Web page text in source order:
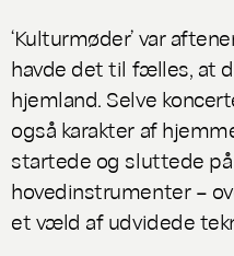
‘Kulturmøder’ var
havde det til fælles, at
hjemland. Selve
også karakter af
startede og sluttede
hovedinstrumenter –
et væld af udvidede